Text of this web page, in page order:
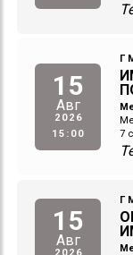
15
Авг
2026
15:00
Г
7
15
Авг
Г